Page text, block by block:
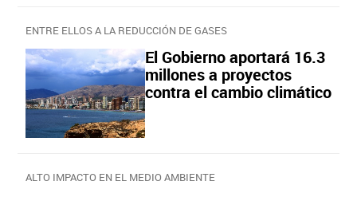
ENTRE ELLOS A LA REDUCCIÓN DE GASES
El Gobierno aportará 16.3
millones a proyectos
contra el cambio climático
ALTO IMPACTO EN EL MEDIO AMBIENTE